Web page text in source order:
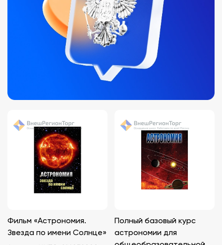
Фильм «Астрономия.
Звезда по имени Солнце»
Полный базовый курс
астрономии для